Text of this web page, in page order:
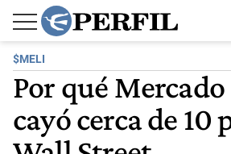
$MELI
Por qué
cayó cerca de 10